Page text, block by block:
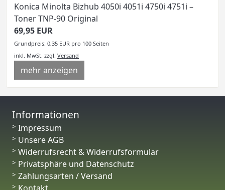
Konica Minolta Bizhub 4050i 4051i 4750i 4751i –
Toner TNP-90 Original
69,95 EUR
Grundpreis: 0,35 EUR pro 100 Seiten
inkl. MwSt. zzgl. Versand
mehr anzeigen
Informationen
Impressum
Unsere AGB
Widerrufsrecht & Widerrufsformular
Privatsphäre und Datenschutz
Zahlungsarten / Versand